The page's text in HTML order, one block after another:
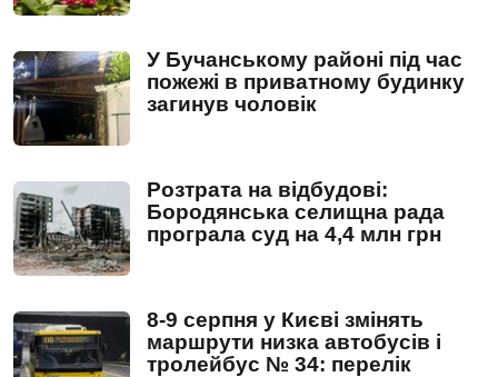
У Бучанському районі під час
пожежі в приватному будинку
загинув чоловік
Розтрата на відбудові:
Бородянська селищна рада
програла суд на 4,4 млн грн
8-9 серпня у Києві змінять
маршрути низка автобусів і
тролейбус № 34: перелік